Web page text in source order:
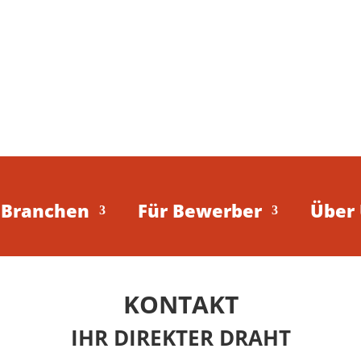
Branchen Für Bewerber Über
KONTAKT
IHR DIREKTER DRAHT